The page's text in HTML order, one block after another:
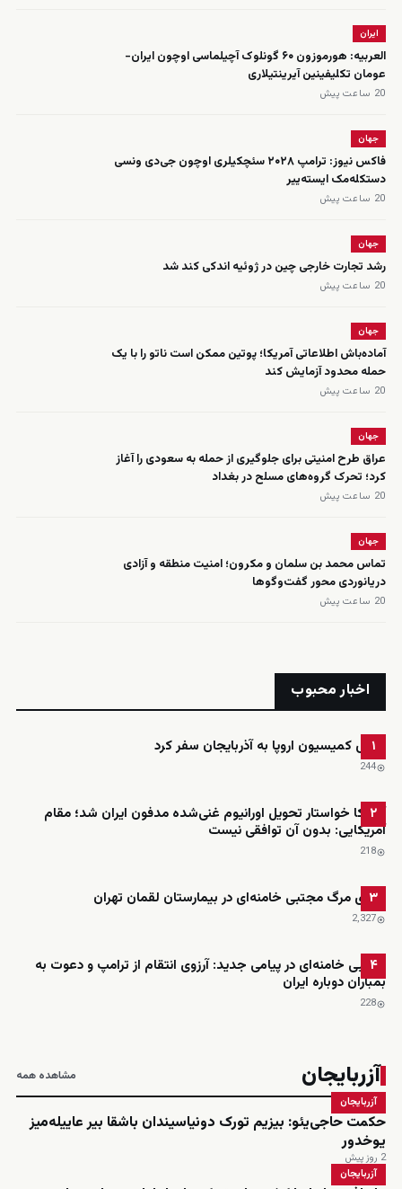
ایران
العربیه: هورموزون ۶۰ گونلوک آچیلماسی اوچون ایران-
عومان تکلیفینین آیرینتیلاری
20 ساعت پیش
جهان
فاکس نیوز: ترامپ ۲۰۲۸ سئچکیلری اوچون جی‌دی ونسی
دستکله‌مک ایسته‌ییر
20 ساعت پیش
جهان
رشد تجارت خارجی چین در ژوئیه اندکی کند شد
20 ساعت پیش
جهان
آماده‌باش اطلاعاتی آمریکا؛ پوتین ممکن است ناتو را با یک
حمله محدود آزمایش کند
20 ساعت پیش
جهان
عراق طرح امنیتی برای جلوگیری از حمله به سعودی را آغاز
کرد؛ تحرک گروه‌های مسلح در بغداد
20 ساعت پیش
جهان
تماس محمد بن سلمان و مکرون؛ امنیت منطقه و آزادی
دریانوردی محور گفت‌وگوها
20 ساعت پیش
اخبار محبوب
۱
رئیس کمیسیون اروپا به آذربایجان سفر کرد
244
۲
آمریکا خواستار تحویل اورانیوم غنی‌شده مدفون ایران شد؛ مقام
آمریکایی: بدون آن توافقی نیست
218
۳
ادعای مرگ مجتبی خامنه‌ای در بیمارستان لقمان تهران
2٬327
۴
مجتبی خامنه‌ای در پیامی جدید: آرزوی انتقام از ترامپ و دعوت به
بمباران دوباره ایران
228
آزربایجان مشاهده همه
آزربایجان
حکمت حاجی‌یئو: بیزیم تورک دونیاسیندان باشقا بیر عاییله‌میز
یوخدور
2 روز پیش
آزربایجان